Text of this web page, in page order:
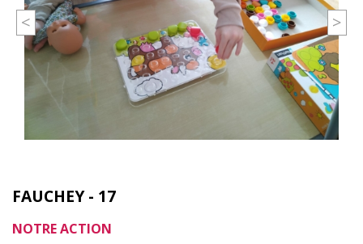
< >
FAUCHEY - 17
NOTRE ACTION